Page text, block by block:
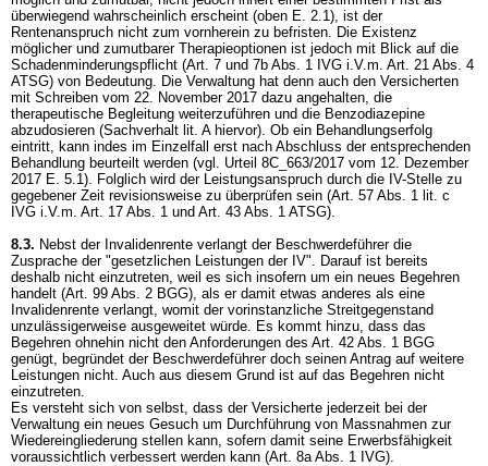
überwiegend wahrscheinlich erscheint (oben E. 2.1), ist der
Rentenanspruch nicht zum vornherein zu befristen. Die Existenz
möglicher und zumutbarer Therapieoptionen ist jedoch mit Blick auf die
Schadenminderungspflicht (Art. 7 und 7b Abs. 1 IVG i.V.m. Art. 21 Abs. 4
ATSG) von Bedeutung. Die Verwaltung hat denn auch den Versicherten
mit Schreiben vom 22. November 2017 dazu angehalten, die
therapeutische Begleitung weiterzuführen und die Benzodiazepine
abzudosieren (Sachverhalt lit. A hiervor). Ob ein Behandlungserfolg
eintritt, kann indes im Einzelfall erst nach Abschluss der entsprechenden
Behandlung beurteilt werden (vgl. Urteil 8C_663/2017 vom 12. Dezember
2017 E. 5.1). Folglich wird der Leistungsanspruch durch die IV-Stelle zu
gegebener Zeit revisionsweise zu überprüfen sein (Art. 57 Abs. 1 lit. c
IVG i.V.m. Art. 17 Abs. 1 und Art. 43 Abs. 1 ATSG).
8.3. Nebst der Invalidenrente verlangt der Beschwerdeführer die
Zusprache der "gesetzlichen Leistungen der IV". Darauf ist bereits
deshalb nicht einzutreten, weil es sich insofern um ein neues Begehren
handelt (Art. 99 Abs. 2 BGG), als er damit etwas anderes als eine
Invalidenrente verlangt, womit der vorinstanzliche Streitgegenstand
unzulässigerweise ausgeweitet würde. Es kommt hinzu, dass das
Begehren ohnehin nicht den Anforderungen des Art. 42 Abs. 1 BGG
genügt, begründet der Beschwerdeführer doch seinen Antrag auf weitere
Leistungen nicht. Auch aus diesem Grund ist auf das Begehren nicht
einzutreten.
Es versteht sich von selbst, dass der Versicherte jederzeit bei der
Verwaltung ein neues Gesuch um Durchführung von Massnahmen zur
Wiedereingliederung stellen kann, sofern damit seine Erwerbsfähigkeit
voraussichtlich verbessert werden kann (Art. 8a Abs. 1 IVG).